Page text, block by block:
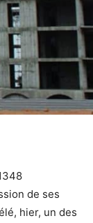
de ses
hier, un des